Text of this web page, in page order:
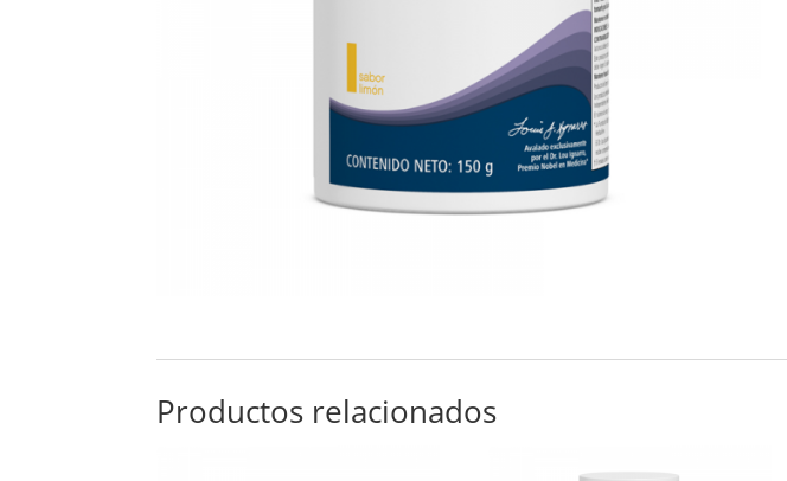
Productos relacionados